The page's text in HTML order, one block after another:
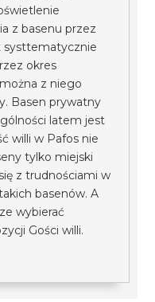
z basenu przez
systtematycznie
okres
z niego
Basen prywatny
latem jest
willi w Pafos nie
tylko miejski
z trudnościami w
basenów. A
wybierać
Gości willi.